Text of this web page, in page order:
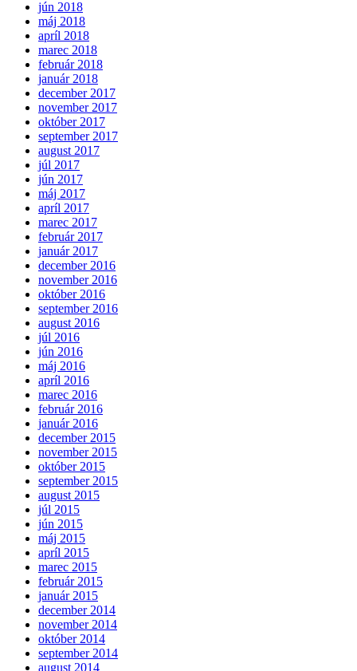
jún 2018
máj 2018
apríl 2018
marec 2018
február 2018
január 2018
december 2017
november 2017
október 2017
september 2017
august 2017
júl 2017
jún 2017
máj 2017
apríl 2017
marec 2017
február 2017
január 2017
december 2016
november 2016
október 2016
september 2016
august 2016
júl 2016
jún 2016
máj 2016
apríl 2016
marec 2016
február 2016
január 2016
december 2015
november 2015
október 2015
september 2015
august 2015
júl 2015
jún 2015
máj 2015
apríl 2015
marec 2015
február 2015
január 2015
december 2014
november 2014
október 2014
september 2014
august 2014